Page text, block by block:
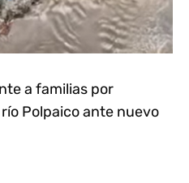
a familias por
Polpaico ante nuevo